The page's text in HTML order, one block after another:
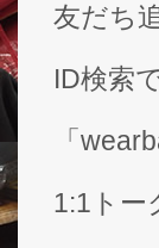
友だち
ID検索
「
1:1トー